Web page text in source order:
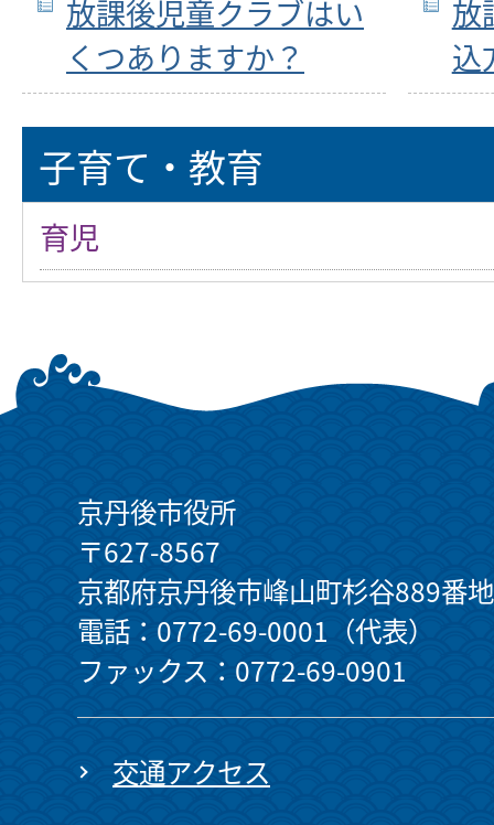
放課後児童クラブはい
くつありますか？
放
込
子育て・教育
育児
京丹後市役所
〒627-8567
京都府京丹後市峰山町杉谷889番地
電話：0772-69-0001（代表）
ファックス：0772-69-0901
交通アクセス